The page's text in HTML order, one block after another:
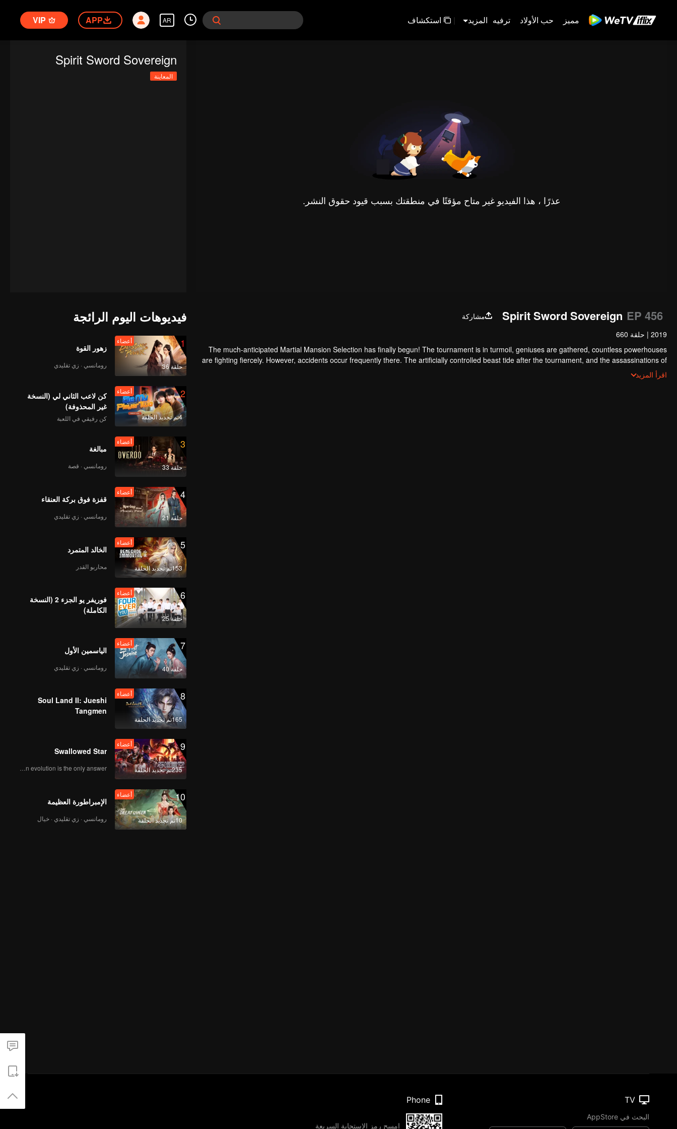
مميز حب الأولاد ترفيه المزيد | استكشاف AR
APP
VIP
عذرًا ، هذا الفيديو غير متاح مؤقتًا في منطقتك بسبب قيود حقوق النشر.
Spirit Sword Sovereign
المعاينة
Spirit Sword Sovereign EP 456
مشاركة
2019
| حلقة 660
The much-anticipated Martial Mansion Selection has finally begun! The tournament is in turmoil, geniuses are gathered, countless powerhouses
are fighting fiercely. However, accidents occur frequently there. The artificially controlled beast tide after the tournament, and the assassinations of
the strongest people that ensue, all reveal the mysterious and huge assassination sect, the Heavenly Evolution Sect. Let's see how Chu Xingyun is
able to cut through the thorns in this treacherous assassination and carry the world before one!
اقرأ المزيد
فيديوهات اليوم الرائجة
1
حلقة 36
أعضاء
زهور القوة
رومانسي · زي تقليدي
2
4تم تجديد الحلقة
أعضاء
كن لاعب الثاني لي (النسخة
غير المحذوفة)
كن رفيقي في اللعبة
3
حلقة 33
أعضاء
مبالغة
رومانسي · قصة
4
حلقة 21
أعضاء
قفزة فوق بركة العنقاء
رومانسي · زي تقليدي
5
153تم تجديد الحلقة
أعضاء
الخالد المتمرد
محاربو القدر
6
حلقة 25
أعضاء
فوريفر يو الجزء 2 (النسخة
الكاملة)
7
حلقة 40
أعضاء
الياسمين الأول
رومانسي · زي تقليدي
8
165تم تجديد الحلقة
أعضاء
Soul Land II: Jueshi
Tangmen
9
235تم تجديد الحلقة
أعضاء
Swallowed Star
Human evolution is the only answer.
10
10تم تجديد الحلقة
أعضاء
الإمبراطورة العظيمة
رومانسي · زي تقليدي · خيال
TV
البحث في AppStore
Phone
امسح رمز الاستجابة السريعة